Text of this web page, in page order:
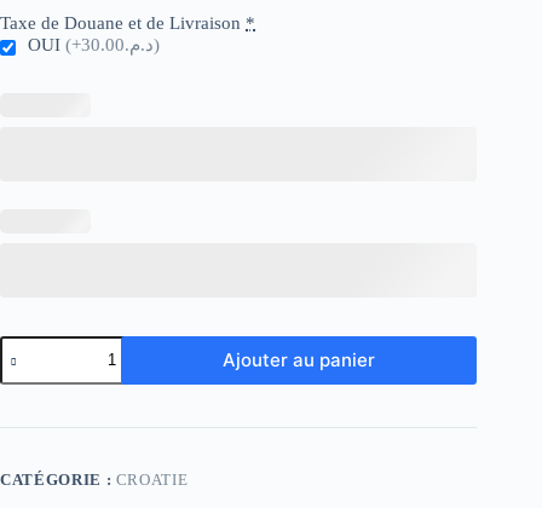
Taxe de Douane et de Livraison *
OUI
(+د.م.30.00)
quantité
de
Croatia
Ajouter au panier
CATÉGORIE : CROATIE